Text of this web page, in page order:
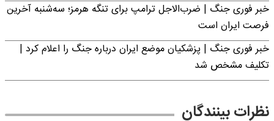
خبر فوری جنگ | ضرب‌الاجل ترامپ برای تنگه هرمز؛ سه‌شنبه آخرین
فرصت ایران است
خبر فوری جنگ | پزشکیان موضع ایران درباره جنگ را اعلام کرد |
تکلیف مشخص شد
نظرات بینندگان